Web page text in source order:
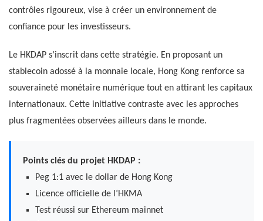
contrôles rigoureux, vise à créer un environnement de
confiance pour les investisseurs.
Le HKDAP s’inscrit dans cette stratégie. En proposant un
stablecoin adossé à la monnaie locale, Hong Kong renforce sa
souveraineté monétaire numérique tout en attirant les capitaux
internationaux. Cette initiative contraste avec les approches
plus fragmentées observées ailleurs dans le monde.
Points clés du projet HKDAP :
Peg 1:1 avec le dollar de Hong Kong
Licence officielle de l’HKMA
Test réussi sur Ethereum mainnet